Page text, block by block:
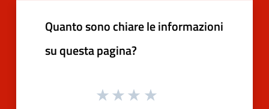
Quanto sono chiare le informazioni
su questa pagina?